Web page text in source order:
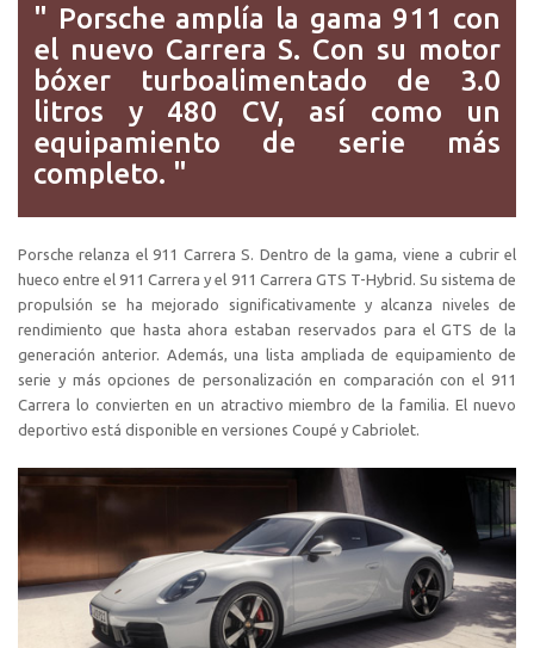
" Porsche amplía la gama 911 con
el nuevo Carrera S. Con su motor
bóxer turboalimentado de 3.0
litros y 480 CV, así como un
equipamiento de serie más
completo. "
Porsche relanza el 911 Carrera S. Dentro de la gama, viene a cubrir el
hueco entre el 911 Carrera y el 911 Carrera GTS T-Hybrid. Su sistema de
propulsión se ha mejorado significativamente y alcanza niveles de
rendimiento que hasta ahora estaban reservados para el GTS de la
generación anterior. Además, una lista ampliada de equipamiento de
serie y más opciones de personalización en comparación con el 911
Carrera lo convierten en un atractivo miembro de la familia. El nuevo
deportivo está disponible en versiones Coupé y Cabriolet.